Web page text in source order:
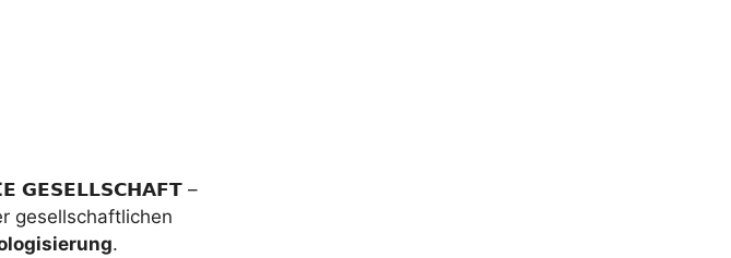
𝗚𝗘𝗦𝗘𝗟𝗟𝗦𝗖𝗛𝗔𝗙𝗧 –
.